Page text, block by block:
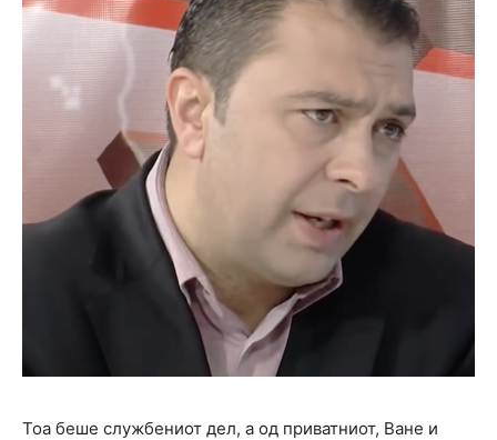
Тоа беше службениот дел, а од приватниот, Ване и